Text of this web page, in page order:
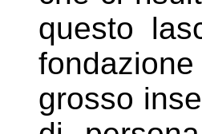
questo
grosso